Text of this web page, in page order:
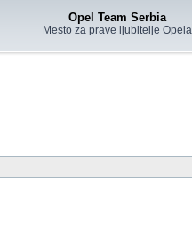
Opel Team Serbia
Mesto za prave ljubitelje Opela